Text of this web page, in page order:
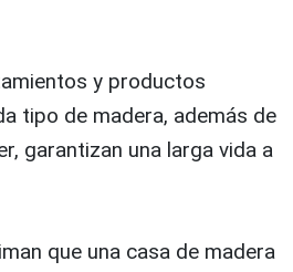
y productos
tipo de madera, además de
garantizan una larga vida a
que una casa de madera